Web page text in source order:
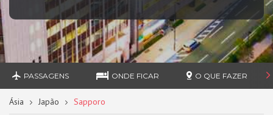
PASSAGENS ONDE FICAR O QUE FAZER
Ásia Japão Sapporo